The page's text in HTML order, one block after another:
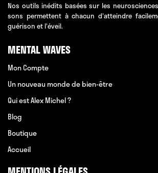
Nos outils inédits basées sur les
sons permettent à chacun d'atteindre
guérison et l'éveil.
MENTAL WAVES
Mon Compte
Un nouveau monde de bien-être
Qui est Alex Michel ?
Blog
Boutique
Accueil